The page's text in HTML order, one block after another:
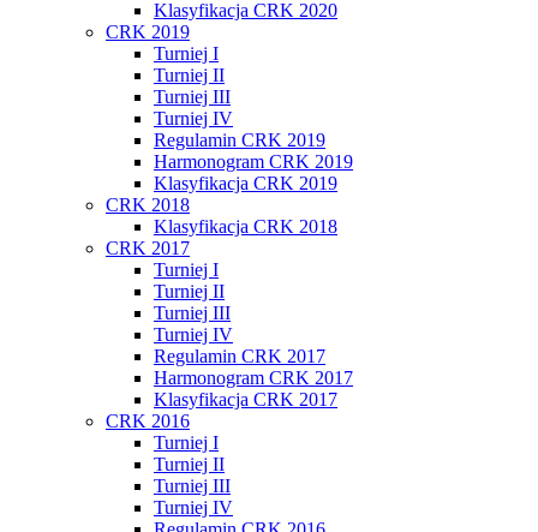
Klasyfikacja CRK 2020
CRK 2019
Turniej I
Turniej II
Turniej III
Turniej IV
Regulamin CRK 2019
Harmonogram CRK 2019
Klasyfikacja CRK 2019
CRK 2018
Klasyfikacja CRK 2018
CRK 2017
Turniej I
Turniej II
Turniej III
Turniej IV
Regulamin CRK 2017
Harmonogram CRK 2017
Klasyfikacja CRK 2017
CRK 2016
Turniej I
Turniej II
Turniej III
Turniej IV